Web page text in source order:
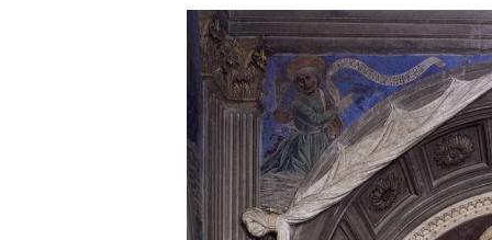
нигде уточнять и